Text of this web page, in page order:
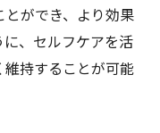
ができ、より効果
、セルフケアを活
持することが可能